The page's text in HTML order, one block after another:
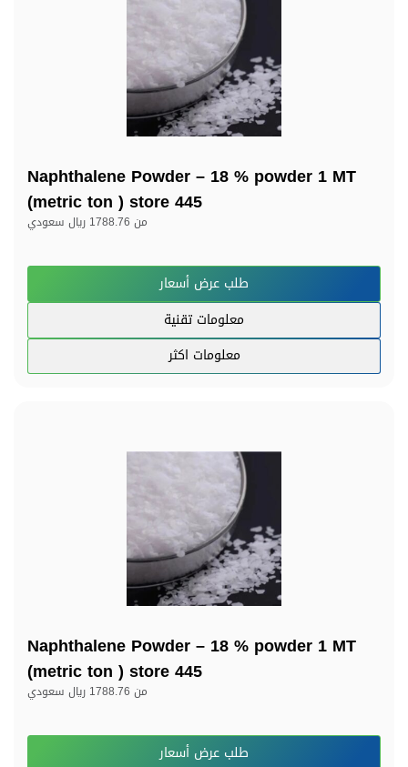
Naphthalene Powder – 18 % powder 1 MT
(metric ton ) store 445
من 1788.76 ريال سعودي
طلب عرض أسعار
معلومات تقنية
معلومات اكثر
Naphthalene Powder – 18 % powder 1 MT
(metric ton ) store 445
من 1788.76 ريال سعودي
طلب عرض أسعار